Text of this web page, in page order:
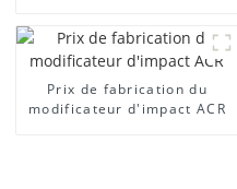
Prix ​​de fabrication du
modificateur d'impact ACR